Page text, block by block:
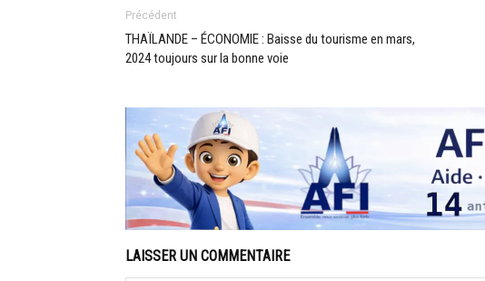
Précédent
THAÏLANDE – ÉCONOMIE : Baisse du tourisme en mars,
2024 toujours sur la bonne voie
LAISSER UN COMMENTAIRE